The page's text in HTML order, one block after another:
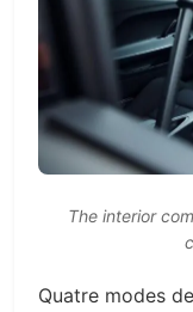
The interior
Quatre modes